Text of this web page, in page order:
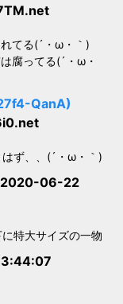
てる(´・ω・｀)
腐ってる(´・ω・
QanA)
ず、、(´・ω・｀)
2020-06-22
特大サイズの一物